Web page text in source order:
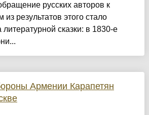
русских авторов к
результатов этого стало
сказки: в 1830-е
Армении Карапетян